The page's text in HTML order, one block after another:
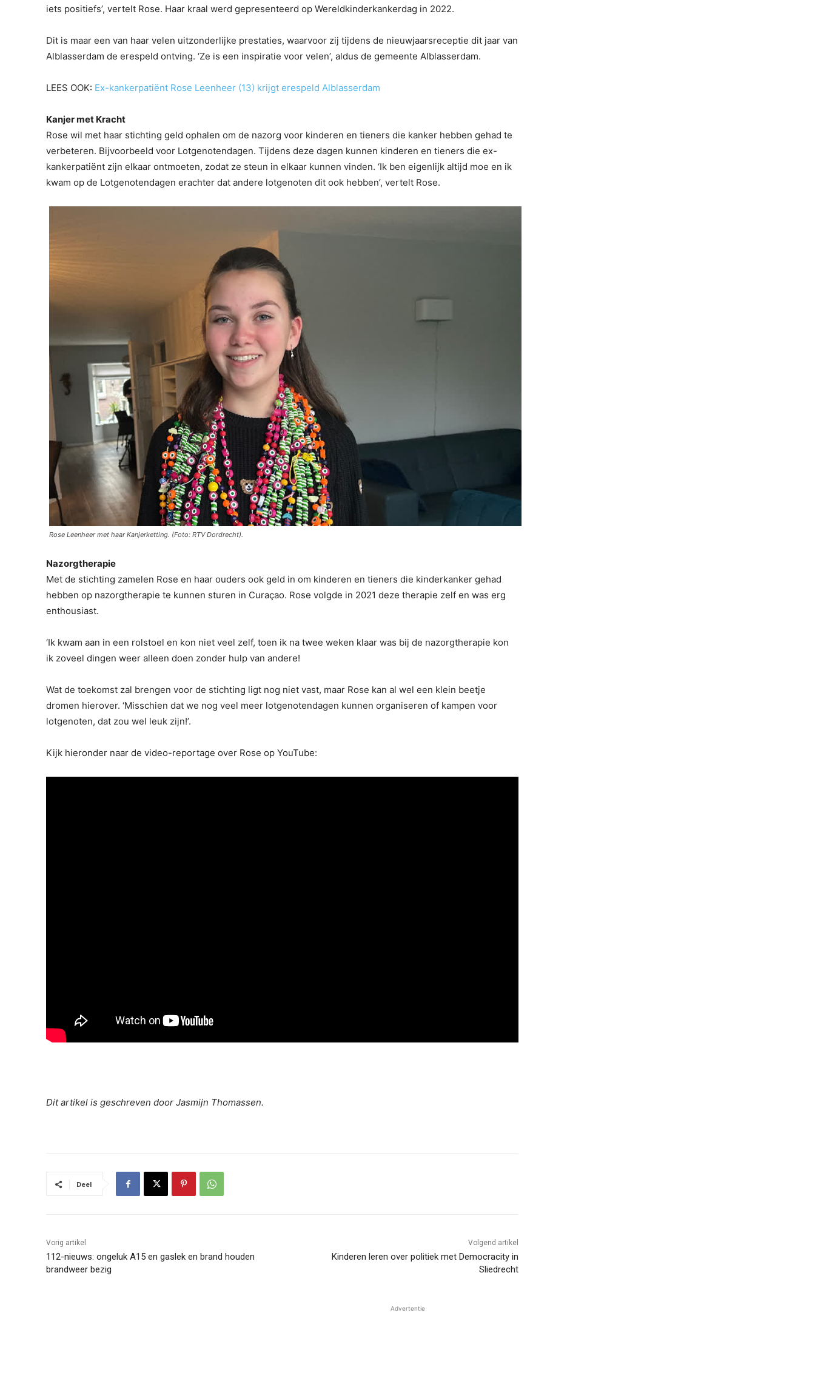
iets positiefs’, vertelt Rose. Haar kraal werd gepresenteerd op Wereldkinderkankerdag in 2022.
Dit is maar een van haar velen uitzonderlijke prestaties, waarvoor zij tijdens de nieuwjaarsreceptie dit jaar van
Alblasserdam de erespeld ontving. ‘Ze is een inspiratie voor velen’, aldus de gemeente Alblasserdam.
LEES OOK: Ex-kankerpatiënt Rose Leenheer (13) krijgt erespeld Alblasserdam
Kanjer met Kracht
Rose wil met haar stichting geld ophalen om de nazorg voor kinderen en tieners die kanker hebben gehad te
verbeteren. Bijvoorbeeld voor Lotgenotendagen. Tijdens deze dagen kunnen kinderen en tieners die ex-
kankerpatiënt zijn elkaar ontmoeten, zodat ze steun in elkaar kunnen vinden. ‘Ik ben eigenlijk altijd moe en ik
kwam op de Lotgenotendagen erachter dat andere lotgenoten dit ook hebben’, vertelt Rose.
Rose Leenheer met haar Kanjerketting. (Foto: RTV Dordrecht).
Nazorgtherapie
Met de stichting zamelen Rose en haar ouders ook geld in om kinderen en tieners die kinderkanker gehad
hebben op nazorgtherapie te kunnen sturen in Curaçao. Rose volgde in 2021 deze therapie zelf en was erg
enthousiast.
‘Ik kwam aan in een rolstoel en kon niet veel zelf, toen ik na twee weken klaar was bij de nazorgtherapie kon
ik zoveel dingen weer alleen doen zonder hulp van andere!
Wat de toekomst zal brengen voor de stichting ligt nog niet vast, maar Rose kan al wel een klein beetje
dromen hierover. ‘Misschien dat we nog veel meer lotgenotendagen kunnen organiseren of kampen voor
lotgenoten, dat zou wel leuk zijn!’.
Kijk hieronder naar de video-reportage over Rose op YouTube:
Dit artikel is geschreven door Jasmijn Thomassen.
Deel
Vorig artikel
112-nieuws: ongeluk A15 en gaslek en brand houden
brandweer bezig
Volgend artikel
Kinderen leren over politiek met Democracity in
Sliedrecht
Advertentie